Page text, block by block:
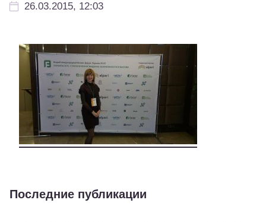
26.03.2015, 12:03
Последние публикации